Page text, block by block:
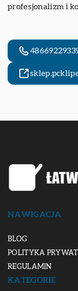
profesjonalizm i
NAWIGACJA
BLOG
POLITYKA
REGULAMIN
KATEGORIE